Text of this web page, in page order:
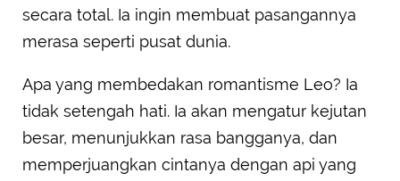
secara total. Ia ingin membuat pasangannya
merasa seperti pusat dunia.
Apa yang membedakan romantisme Leo? Ia
tidak setengah hati. Ia akan mengatur kejutan
besar, menunjukkan rasa bangganya, dan
memperjuangkan cintanya dengan api yang